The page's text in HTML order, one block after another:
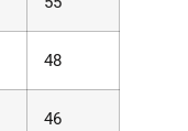
48
46